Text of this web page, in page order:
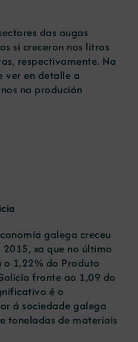
das augas
si creceron nos litros
respectivamente. Na
ver en detalle a
na produción
galega creceu
xa que no último
1,22% do Produto
fronte ao 1,09 do
é o
á sociedade galega
toneladas de materiais